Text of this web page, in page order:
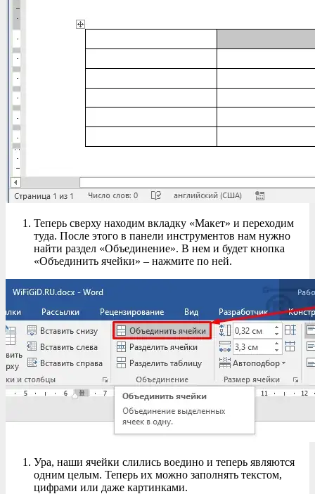
Теперь сверху находим вкладку «Макет» и переходим
туда. После этого в панели инструментов нам нужно
найти раздел «Объединение». В нем и будет кнопка
«Объединить ячейки» – нажмите по ней.
Ура, наши ячейки слились воедино и теперь являются
одним целым. Теперь их можно заполнять текстом,
цифрами или даже картинками.